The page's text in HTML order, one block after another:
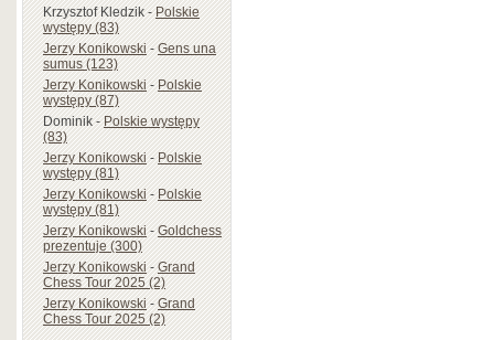
Krzysztof Kledzik-Polskie
występy (83)
Jerzy Konikowski-Gens una
sumus (123)
Jerzy Konikowski-Polskie
występy (87)
Dominik-Polskie występy
(83)
Jerzy Konikowski-Polskie
występy (81)
Jerzy Konikowski-Polskie
występy (81)
Jerzy Konikowski-Goldchess
prezentuje (300)
Jerzy Konikowski-Grand
Chess Tour 2025 (2)
Jerzy Konikowski-Grand
Chess Tour 2025 (2)